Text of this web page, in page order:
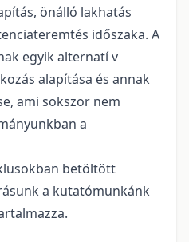
önálló lakhatás
időszaka. A
egyik alternatí v
alapítása és annak
ami sokszor nem
a
betöltött
a kutatómunkánk